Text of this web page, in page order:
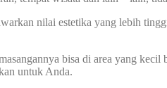
nilai estetika yang lebih
bisa di area yang
untuk Anda.